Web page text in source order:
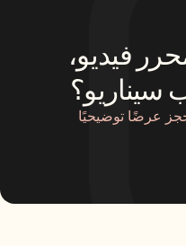
سيناريو؟
عرضًا توضيحيًا